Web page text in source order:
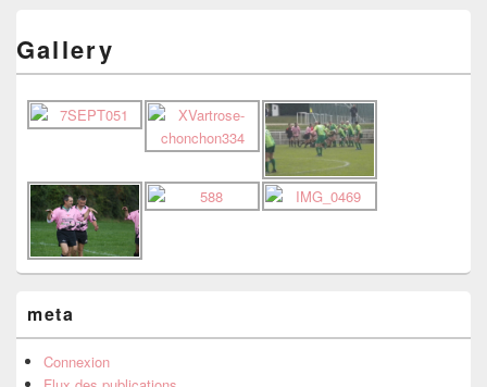
Gallery
meta
Connexion